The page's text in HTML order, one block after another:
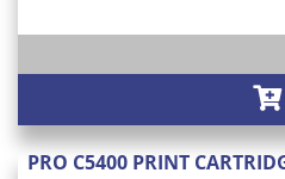
PRO C5400 PRINT